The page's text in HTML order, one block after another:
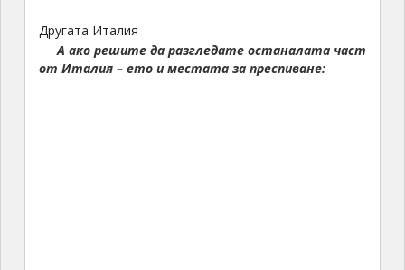
Другата Италия
А ако решите да разгледате останалата част
от Италия – ето и местата за преспиване: